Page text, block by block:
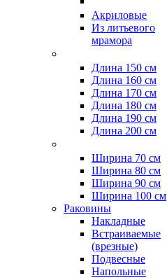
Акриловые
Из литьевого
мрамора
Длина 150 см
Длина 160 см
Длина 170 см
Длина 180 см
Длина 190 см
Длина 200 см
Ширина 70 см
Ширина 80 см
Ширина 90 см
Ширина 100 см
Раковины
Накладные
Встраиваемые
(врезные)
Подвесные
Напольные